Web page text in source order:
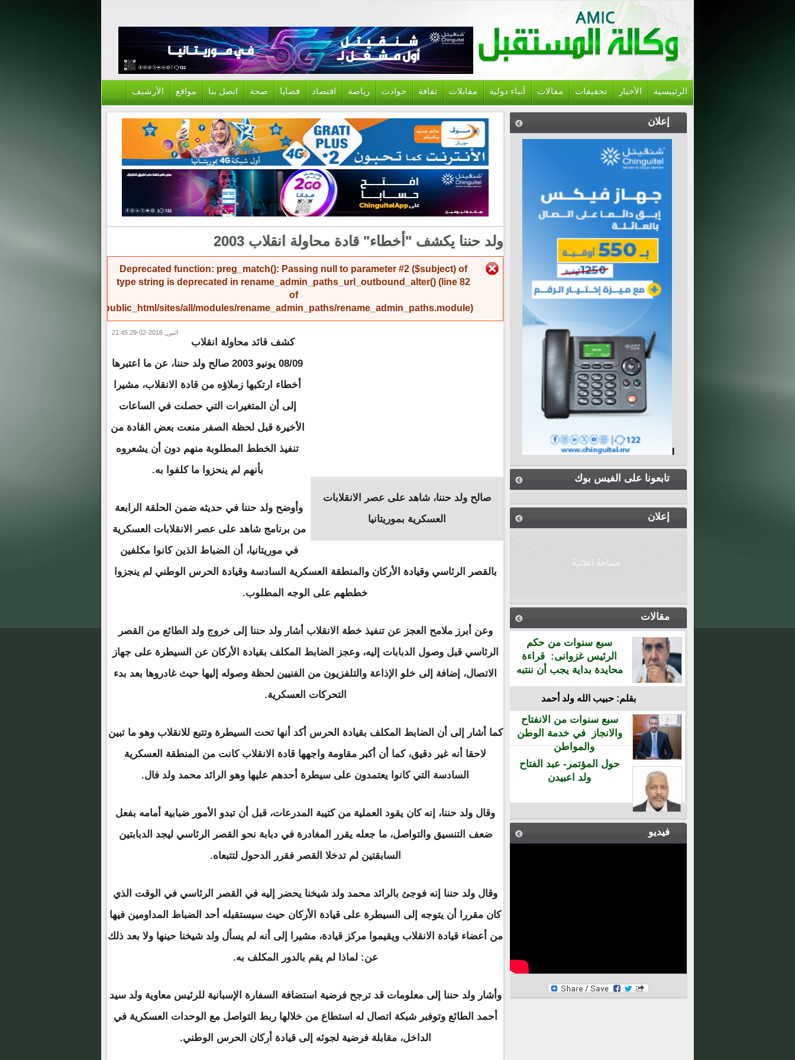
الرئييسية الأخبار تحقيقات مقالات أنباء دولية مقابلات ثقافة حوادث رياضة اقتصاد قضايا صحة اتصل بنا مواقع الأرشيف
إعلان
تابعونا على الفيس بوك
إعلان
مقالات
سبع سنوات من حكم
الرئيس غزوانى: قراءة
محايدة بداية يجب أن ننتبه
بقلم: حبيب الله ولد أحمد
سبع سنوات من الانفتاح
والانجاز في خدمة الوطن
والمواطن
حول المؤتمر- عبد الفتاح
ولد اعبيدن
فيديو
ولد حننا يكشف "أخطاء" قادة محاولة انقلاب 2003
رسالة الخطأ Deprecated function: preg_match(): Passing null to parameter #2 ($subject) of
type string is deprecated in rename_admin_paths_url_outbound_alter() (line 82
of
/home/amicinf1/public_html/sites/all/modules/rename_admin_paths/rename_admin_paths.module).
اثنين, 2016-02-29 21:45
صالح ولد حننا، شاهد على عصر الانقلابات
العسكرية بموريتانيا
كشف قائد محاولة انقلاب
08/09 يونيو 2003 صالح ولد حننا، عن ما اعتبرها
أخطاء ارتكبها زملاؤه من قادة الانقلاب، مشيرا
إلى أن المتغيرات التي حصلت في الساعات
الأخيرة قبل لحظة الصفر منعت بعض القادة من
تنفيذ الخطط المطلوبة منهم دون أن يشعروه
بأنهم لم ينحزوا ما كلفوا به.
وأوضح ولد حننا في حديثه ضمن الحلقة الرابعة
من برنامج شاهد على عصر الانقلابات العسكرية
في موريتانيا، أن الضباط الذين كانوا مكلفين
بالقصر الرئاسي وقيادة الأركان والمنطقة العسكرية السادسة وقيادة الحرس الوطني لم ينجزوا
خططهم على الوجه المطلوب.
وعن أبرز ملامح العجز عن تنفيذ خطة الانقلاب أشار ولد حننا إلى خروج ولد الطائع من القصر
الرئاسي قبل وصول الدبابات إليه، وعجز الضابط المكلف بقيادة الأركان عن السيطرة على جهاز
الاتصال، إضافة إلى خلو الإذاعة والتلفزيون من الفنيين لحظة وصوله إليها حيث غادروها بعد بدء
التحركات العسكرية.
كما أشار إلى أن الضابط المكلف بقيادة الحرس أكد أنها تحت السيطرة وتتبع للانقلاب وهو ما تبين
لاحقا أنه غير دقيق، كما أن أكبر مقاومة واجهها قادة الانقلاب كانت من المنطقة العسكرية
السادسة التي كانوا يعتمدون على سيطرة أحدهم عليها وهو الرائد محمد ولد فال.
وقال ولد حننا، إنه كان يقود العملية من كتيبة المدرعات، قبل أن تبدو الأمور ضبابية أمامه بفعل
ضعف التنسيق والتواصل، ما جعله يقرر المغادرة في دبابة نحو القصر الرئاسي ليجد الدبابتين
السابقتين لم تدخلا القصر فقرر الدحول لتتبعاه.
وقال ولد حننا إنه فوجئ بالرائد محمد ولد شيخنا يحضر إليه في القصر الرئاسي في الوقت الذي
كان مقررا أن يتوجه إلى السيطرة على قيادة الأركان حيث سيستقبله أحد الضباط المداومين فيها
من أعضاء قيادة الانقلاب ويقيموا مركز قيادة، مشيرا إلى أنه لم يسأل ولد شيخنا حينها ولا بعد ذلك
عن: لماذا لم يقم بالدور المكلف به.
وأشار ولد حننا إلى معلومات قد ترجح فرضية استضافة السفارة الإسبانية للرئيس معاوية ولد سيد
أحمد الطائع وتوفبر شبكة اتصال له استطاع من خلالها ربط التواصل مع الوحدات العسكرية في
الداخل، مقابلة فرضية لجوئه إلى قيادة أركان الحرس الوطني.